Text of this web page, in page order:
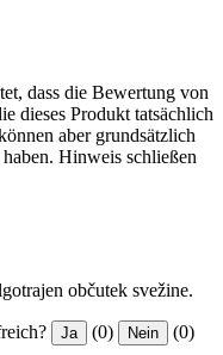
dass die Bewertung von
dieses Produkt tatsächlich
aber grundsätzlich
Hinweis schließen
občutek svežine.
Ja (0) Nein (0)